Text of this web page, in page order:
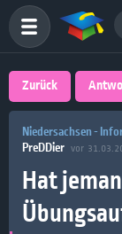
Zurück
Niedersachsen -
PreDDier vor
Hat